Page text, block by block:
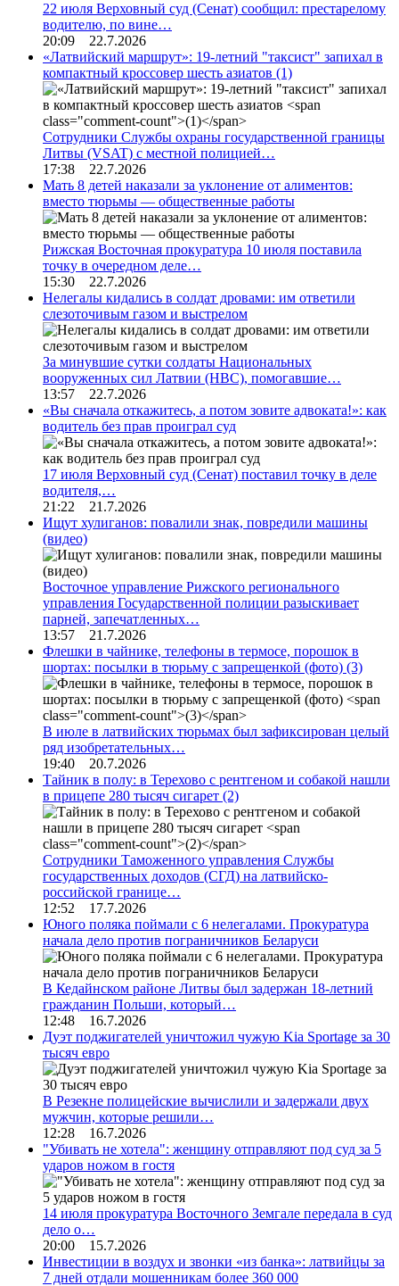
22 июля Верховный суд (Сенат) сообщил: престарелому
водителю, по вине…
20:09 22.7.2026
«Латвийский маршрут»: 19-летний "таксист" запихал в
компактный кроссовер шесть азиатов (1)
Сотрудники Службы охраны государственной границы
Литвы (VSAT) с местной полицией…
17:38 22.7.2026
Мать 8 детей наказали за уклонение от алиментов:
вместо тюрьмы — общественные работы
Рижская Восточная прокуратура 10 июля поставила
точку в очередном деле…
15:30 22.7.2026
Нелегалы кидались в солдат дровами: им ответили
слезоточивым газом и выстрелом
За минувшие сутки солдаты Национальных
вооруженных сил Латвии (НВС), помогавшие…
13:57 22.7.2026
«Вы сначала откажитесь, а потом зовите адвоката!»: как
водитель без прав проиграл суд
17 июля Верховный суд (Сенат) поставил точку в деле
водителя,…
21:22 21.7.2026
Ищут хулиганов: повалили знак, повредили машины
(видео)
Восточное управление Рижского регионального
управления Государственной полиции разыскивает
парней, запечатленных…
13:57 21.7.2026
Флешки в чайнике, телефоны в термосе, порошок в
шортах: посылки в тюрьму с запрещенкой (фото) (3)
В июле в латвийских тюрьмах был зафиксирован целый
ряд изобретательных…
19:40 20.7.2026
Тайник в полу: в Терехово с рентгеном и собакой нашли
в прицепе 280 тысяч сигарет (2)
Сотрудники Таможенного управления Службы
государственных доходов (СГД) на латвийско-
российской границе…
12:52 17.7.2026
Юного поляка поймали с 6 нелегалами. Прокуратура
начала дело против пограничников Беларуси
В Кедайнском районе Литвы был задержан 18-летний
гражданин Польши, который…
12:48 16.7.2026
Дуэт поджигателей уничтожил чужую Kia Sportage за 30
тысяч евро
В Резекне полицейские вычислили и задержали двух
мужчин, которые решили…
12:28 16.7.2026
"Убивать не хотела": женщину отправляют под суд за 5
ударов ножом в гостя
14 июля прокуратура Восточного Земгале передала в суд
дело о…
20:00 15.7.2026
Инвестиции в воздух и звонки «из банка»: латвийцы за
7 дней отдали мошенникам более 360 000